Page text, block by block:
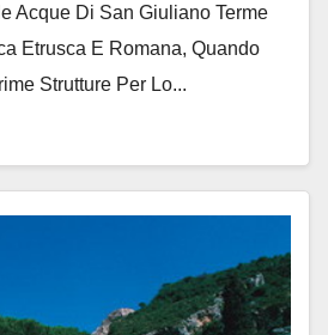
Acque Di San Giuliano Terme
Etrusca E Romana, Quando
Strutture Per Lo...